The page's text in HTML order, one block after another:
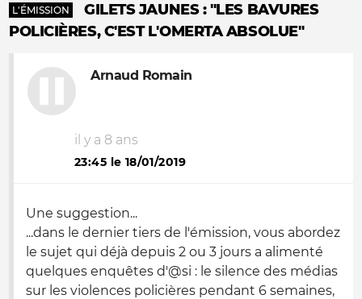
L'ÉMISSION
GILETS JAUNES : "LES BAVURES
POLICIÈRES, C'EST L'OMERTA ABSOLUE"
Arnaud Romain
il y a 8 ans
23:45 le 18/01/2019
Une suggestion...
...dans le dernier tiers de l'émission, vous abordez
le sujet qui déjà depuis 2 ou 3 jours a alimenté
quelques enquêtes d'@si : le silence des médias
sur les violences policières pendant 6 semaines,